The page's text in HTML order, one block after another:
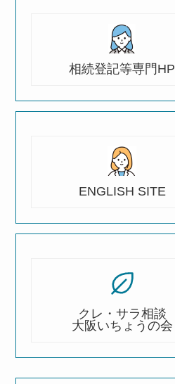
相続登記等専門HP
ENGLISH SITE
クレ・サラ相談
大阪いちょうの会